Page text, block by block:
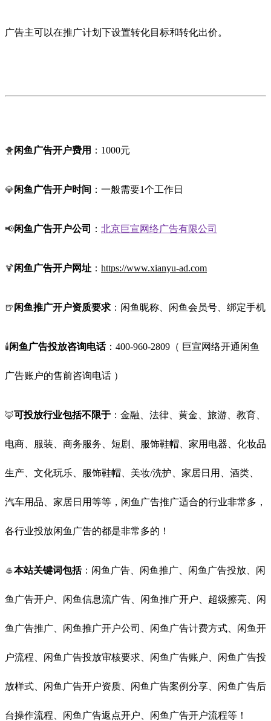
广告主可以在推广计划下设置转化目标和转化出价。
🐥闲鱼广告开户费用 ：1000元
💎闲鱼广告开户时间 ：一般需要1个工作日
📢闲鱼广告开户公司 ： 北京巨宣网络广告有限公司
🍹闲鱼广告开户网址 ： https://www.xianyu-ad.com
🍺闲鱼推广开户资质要求：闲鱼昵称、闲鱼会员号、绑定手机
🕯️闲鱼广告投放咨询电话：400-960-2809（ 巨宣网络开通闲鱼
广告账户的售前咨询电话 ）
🦊可投放行业包括不限于 ：金融、法律、黄金、旅游、教育、
电商、服装、商务服务、短剧、服饰鞋帽、家用电器、化妆品
生产、文化玩乐、服饰鞋帽、美妆/洗护、家居日用、酒类、
汽车用品、家居日用等等，闲鱼广告推广适合的行业非常多，
各行业投放闲鱼广告的都是非常多的！
🥌本站关键词包括：闲鱼广告、闲鱼推广、闲鱼广告投放、闲
鱼广告开户、闲鱼信息流广告、闲鱼推广开户、超级擦亮、闲
鱼广告推广、闲鱼推广开户公司、闲鱼广告计费方式、闲鱼开
户流程、闲鱼广告投放审核要求、闲鱼广告账户、闲鱼广告投
放样式、闲鱼广告开户资质、闲鱼广告案例分享、闲鱼广告后
台操作流程、闲鱼广告返点开户、闲鱼广告开户流程等！